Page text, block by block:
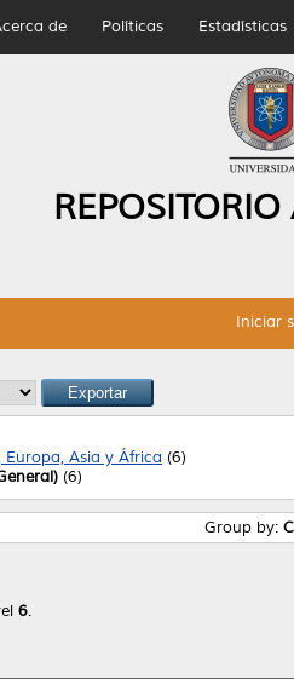
de Políticas Estadísticas
Iniciar
Asia y África (6)
(6)
Group by:
6.